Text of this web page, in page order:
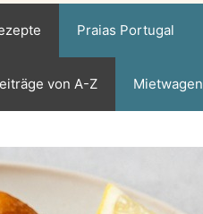
Praias Portugal
von A-Z Mietwagen